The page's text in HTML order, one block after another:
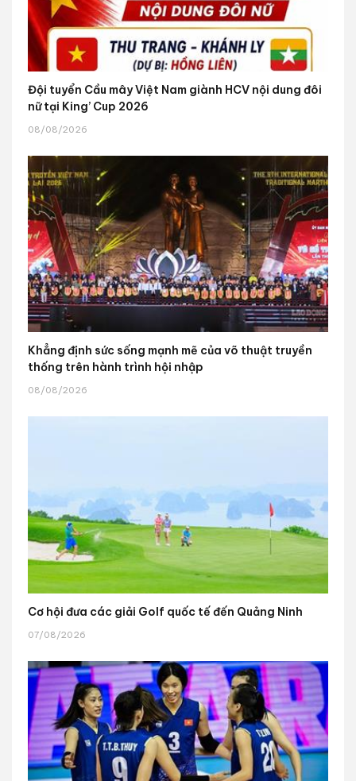
Đội tuyển Cầu mây Việt Nam giành HCV nội dung đôi
nữ tại King’ Cup 2026
08/08/2026
Khẳng định sức sống mạnh mẽ của võ thuật truyền
thống trên hành trình hội nhập
08/08/2026
Cơ hội đưa các giải Golf quốc tế đến Quảng Ninh
07/08/2026